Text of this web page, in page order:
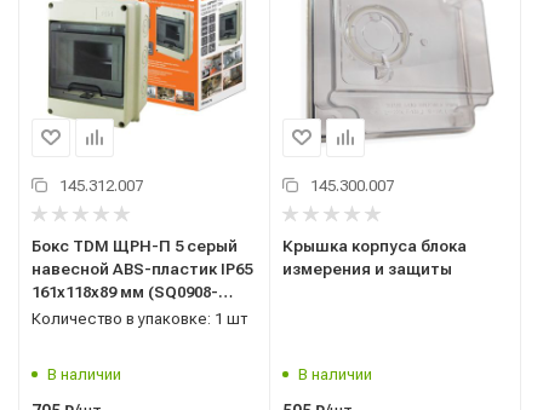
145.312.007
Бокс TDM ЩРН-П 5 серый
навесной ABS-пластик IP65
161х118х89 мм (SQ0908-
0001)
Количество в упаковке: 1 шт
В наличии
145.300.007
Крышка корпуса блока
измерения и защиты
В наличии